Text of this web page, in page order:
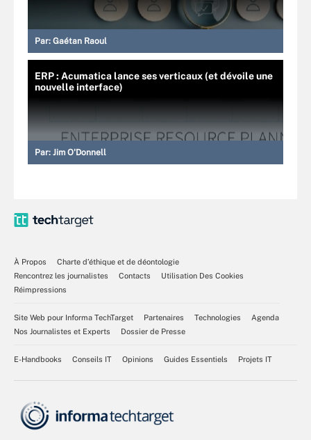
Par: Gaétan Raoul
ERP : Acumatica lance ses verticaux (et dévoile une
nouvelle interface)
Par: Jim O'Donnell
À Propos
Charte d’éthique et de déontologie
Rencontrez les journalistes
Contacts
Utilisation Des Cookies
Réimpressions
Site Web pour Informa TechTarget Partenaires Technologies
Agenda
Nos Journalistes et Experts
Dossier de Presse
E-Handbooks Conseils IT Opinions Guides Essentiels Projets IT